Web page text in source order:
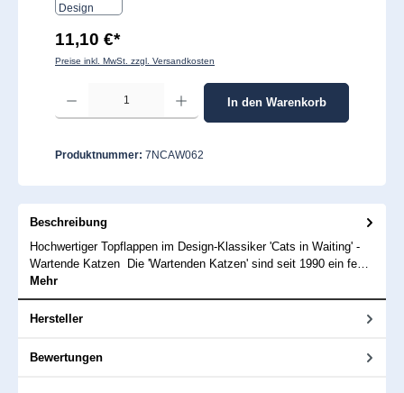
11,10 €*
Preise inkl. MwSt. zzgl. Versandkosten
Produkt Anzahl: Gib den gewünschten Wert ein oder benutze die Schaltflächen
In den Warenkorb
Produktnummer: 7NCAW062
Beschreibung
Hochwertiger Topflappen im Design-Klassiker 'Cats in Waiting' -
Wartende Katzen Die 'Wartenden Katzen' sind seit 1990 ein fe…
Mehr
Hersteller
Bewertungen